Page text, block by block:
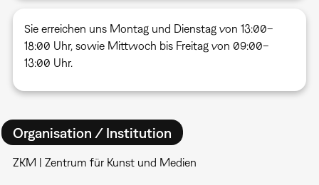
Sie erreichen uns Montag und Dienstag von 13:00–
18:00 Uhr, sowie Mittwoch bis Freitag von 09:00–
13:00 Uhr.
Organisation / Institution
ZKM | Zentrum für Kunst und Medien